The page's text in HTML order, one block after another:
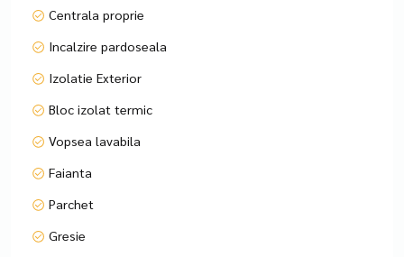
Sediu: Drumul Gura Crivatului, nr. 4-22, Sector 3
Telefon Programari: 0741.531.808
Program vizionari: L-V 10:00-18:00 / S: 10:00-14:00
Centrala proprie
Incalzire pardoseala
Izolatie Exterior
Bloc izolat termic
Vopsea lavabila
Faianta
Parchet
Gresie